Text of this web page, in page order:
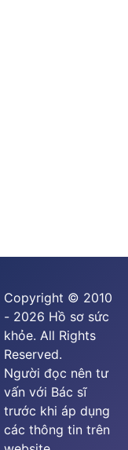
Copyright © 2010
- 2026 Hồ sơ sức
khỏe. All Rights
Reserved.
Người đọc nên tư
vấn với Bác sĩ
trước khi áp dụng
các thông tin trên